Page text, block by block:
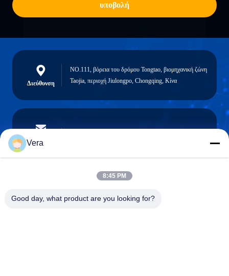
υποβολή
Διεύθυνση
NO.111, βόρεια του δρόμου Tongtao, βιομηχανική ζώνη
Taojia, περιοχή Jiulongpo, Chongqing, Κίνα
Ηλεκτρονικό
Τηλέφωνο
Vera
8:45 PM
Good day, what product are you looking for?